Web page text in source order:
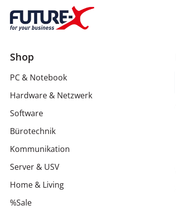
Verschiedenes
Produktmaterial
Schutz
Details zu Service & Support
Service und Support
EU-Stromgerätevorschriften
USB-C-Ladegerät enthalten
Shop
PC & Notebook
Hardware & Netzwerk
Software
Bürotechnik
Kommunikation
Server & USV
Home & Living
%Sale